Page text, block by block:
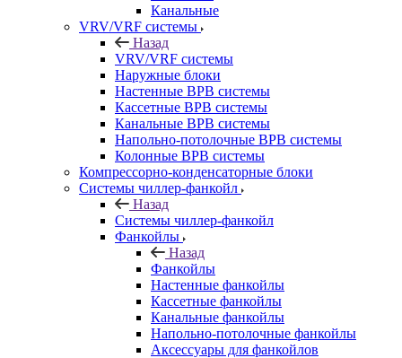
Канальные
VRV/VRF системы
Назад
VRV/VRF системы
Наружные блоки
Настенные ВРВ системы
Кассетные ВРВ системы
Канальные ВРВ системы
Напольно-потолочные ВРВ системы
Колонные ВРВ системы
Компрессорно-конденсаторные блоки
Системы чиллер-фанкойл
Назад
Системы чиллер-фанкойл
Фанкойлы
Назад
Фанкойлы
Настенные фанкойлы
Кассетные фанкойлы
Канальные фанкойлы
Напольно-потолочные фанкойлы
Аксессуары для фанкойлов